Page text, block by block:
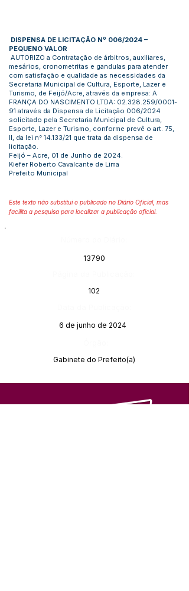
DISPENSA DE LICITAÇÃO Nº 006/2024 –
PEQUENO VALOR
AUTORIZO a Contratação de árbitros, auxiliares,
mesários, cronometritas e gandulas para atender
com satisfação e qualidade as necessidades da
Secretaria Municipal de Cultura, Esporte, Lazer e
Turismo, de Feijó/Acre, através da empresa: A
FRANÇA DO NASCIMENTO LTDA: 02.328.259/0001-
91 através da Dispensa de Licitação 006/2024
solicitado pela Secretaria Municipal de Cultura,
Esporte, Lazer e Turismo, conforme prevê o art. 75,
II, da lei n° 14.133/21 que trata da dispensa de
licitação.
Feijó – Acre, 01 de Junho de 2024.
Kiefer Roberto Cavalcante de Lima
Prefeito Municipal
Este texto não substitui o publicado no Diário Oficial, mas
facilita a pesquisa para localizar a publicação oficial.
13790
102
6 de junho de 2024
Gabinete do Prefeito(a)